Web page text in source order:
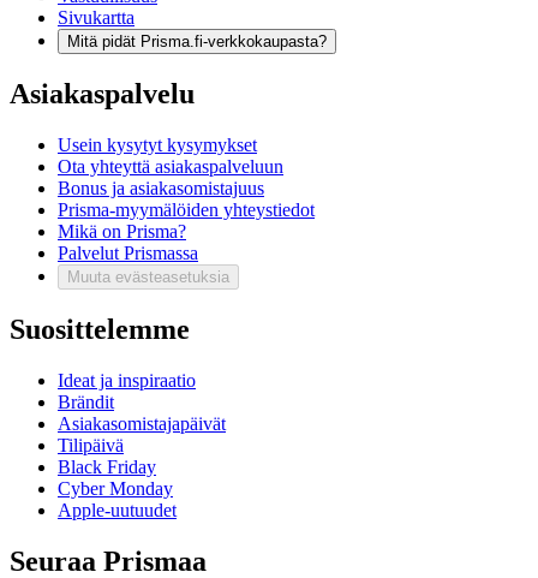
Sivukartta
Mitä pidät Prisma.fi-verkkokaupasta?
Asiakaspalvelu
Usein kysytyt kysymykset
Ota yhteyttä asiakaspalveluun
Bonus ja asiakasomistajuus
Prisma-myymälöiden yhteystiedot
Mikä on Prisma?
Palvelut Prismassa
Muuta evästeasetuksia
Suosittelemme
Ideat ja inspiraatio
Brändit
Asiakasomistajapäivät
Tilipäivä
Black Friday
Cyber Monday
Apple-uutuudet
Seuraa Prismaa